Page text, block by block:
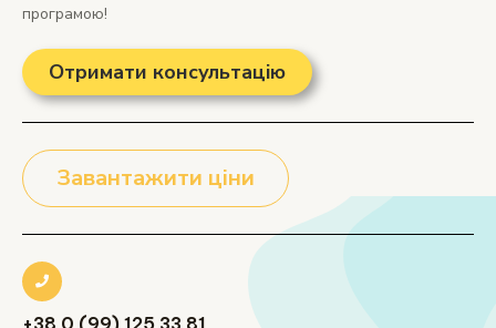
програмою!
Отримати консультацію
Завантажити ціни
+38 0 (99) 125 33 81